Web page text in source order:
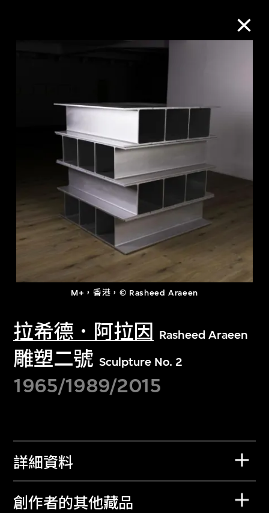
M+，香港，© Rasheed Araeen
拉希德．阿拉因 Rasheed Araeen
雕塑二號 Sculpture No. 2
1965/1989/2015
詳細資料
創作者的其他藏品
M+藏品
進一步篩選
關於M+藏品
探索世界頂級的二十及二十一世紀視覺
文化藏品。